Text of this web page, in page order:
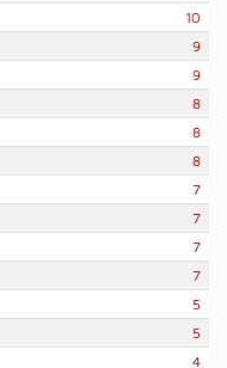
10
9
9
8
8
8
7
7
7
7
5
5
4